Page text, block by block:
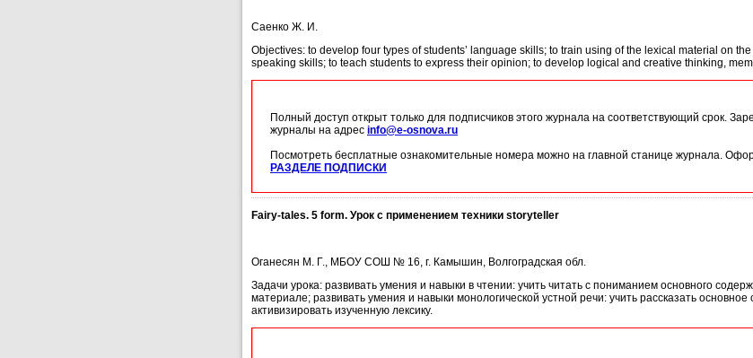
Саенко Ж. И.
Objectives: to develop four types of students’ language skills; to train using of the lexical material on
speaking skills; to teach students to express their opinion; to develop logical and creative thinking,
Полный доступ открыт только для подписчиков этого журнала на соответствующий срок.
журналы на адрес info@e-osnova.ru
Посмотреть бесплатные ознакомительные номера можно на главной станице журнала.
РАЗДЕЛЕ ПОДПИСКИ
Fairy-tales. 5 form. Урок с применением техники storyteller
Оганесян М. Г., МБОУ СОШ № 16, г. Камышин, Волгоградская обл.
Задачи урока: развивать умения и навыки в чтении: учить читать с пониманием основного
материале; развивать умения и навыки монологической устной речи: учить рассказать
активизировать изученную лексику.